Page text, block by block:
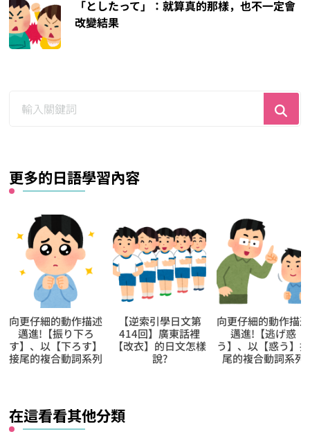
「としたって」：就算真的那樣，也不一定會
改變結果
更多的日語學習內容
【逆索引學日文第
414回】廣東話裡
【改衣】的日文怎樣
說?
向更仔細的動作描述
邁進!【逃げ惑
う】、以【惑う】接
尾的複合動詞系列
向更仔細的動作描述
邁進!【取り切
る】、以【切る】接
尾的複合動詞系列
在這看看其他分類